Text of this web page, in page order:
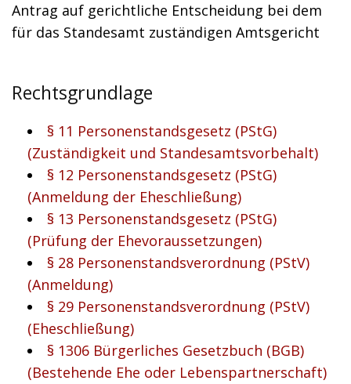
Antrag auf gerichtliche Entscheidung bei dem
für das Standesamt zuständigen Amtsgericht
Rechtsgrundlage
§ 11 Personenstandsgesetz (PStG)
(Zuständigkeit und Standesamtsvorbehalt)
§ 12 Personenstandsgesetz (PStG)
(Anmeldung der Eheschließung)
§ 13 Personenstandsgesetz (PStG)
(Prüfung der Ehevoraussetzungen)
§ 28 Personenstandsverordnung (PStV)
(Anmeldung)
§ 29 Personenstandsverordnung (PStV)
(Eheschließung)
§ 1306 Bürgerliches Gesetzbuch (BGB)
(Bestehende Ehe oder Lebenspartnerschaft)